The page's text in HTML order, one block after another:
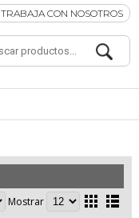
TRABAJA CON NOSOTROS
Mostrar